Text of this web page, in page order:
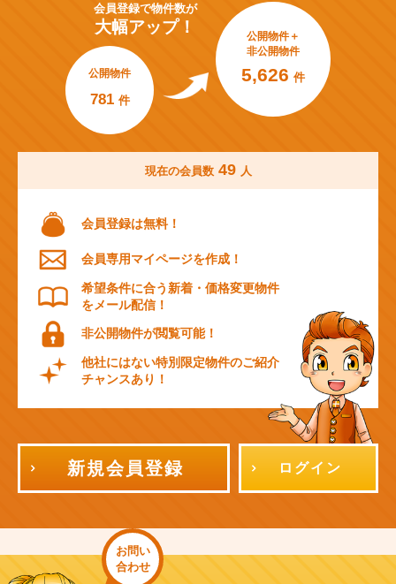
会員登録で物件数が
大幅アップ！
公開物件
781 件
公開物件＋
非公開物件
5,626 件
現在の会員数 49 人
会員登録は無料！
会員専用マイページを作成！
希望条件に合う新着・価格変更物件
をメール配信！
非公開物件が閲覧可能！
他社にはない特別限定物件のご紹介
チャンスあり！
新規会員登録 ログイン
お問い
合わせ